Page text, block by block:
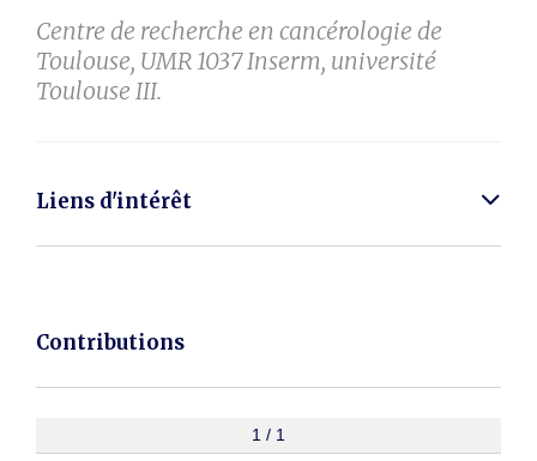
Centre de recherche en cancérologie de
Toulouse, UMR 1037 Inserm, université
Toulouse III.
Liens d'intérêt
Contributions
1 / 1